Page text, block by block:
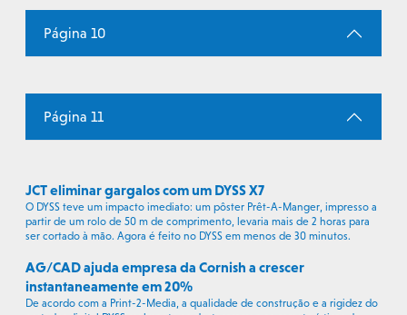
Página 10
Página 11
JCT eliminar gargalos com um DYSS X7
O DYSS teve um impacto imediato: um pôster Prêt-A-Manger, impresso a
partir de um rolo de 50 m de comprimento, levaria mais de 2 horas para
ser cortado à mão. Agora é feito no DYSS em menos de 30 minutos.
AG/CAD ajuda empresa da Cornish a crescer
instantaneamente em 20%
De acordo com a Print-2-Media, a qualidade de construção e a rigidez do